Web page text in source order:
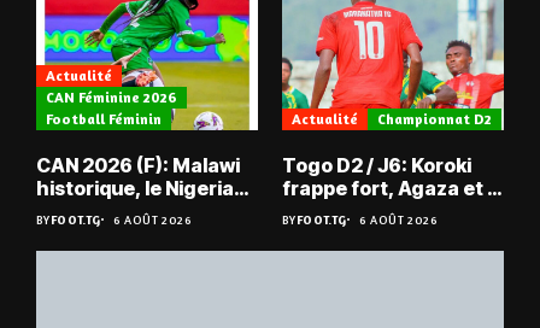
Actualité
CAN Féminine 2026
Football Féminin
CAN 2026 (F): Malawi
historique, le Nigeria
sauvé, la Zambie
éliminée
BYFOOT.TG 6 AOÛT 2026
Actualité Championnat D2
Togo D2 / J6: Koroki
frappe fort, Agaza et la
JCA assurent,
suspense avant Sara
FC – Doumbé FC
BYFOOT.TG 6 AOÛT 2026